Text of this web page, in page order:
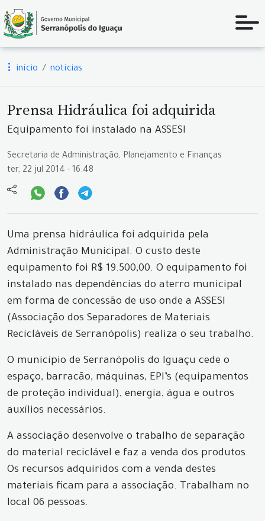
início notícias
Prensa Hidráulica foi adquirida
Equipamento foi instalado na ASSESI
Secretaria de Administração, Planejamento e Finanças
ter, 22 jul 2014 - 16:48
Uma prensa hidráulica foi adquirida pela
Administração Municipal. O custo deste
equipamento foi R$ 19.500,00. O equipamento foi
instalado nas dependências do aterro municipal
em forma de concessão de uso onde a ASSESI
(Associação dos Separadores de Materiais
Recicláveis de Serranópolis) realiza o seu trabalho.
O município de Serranópolis do Iguaçu cede o
espaço, barracão, máquinas, EPI’s (equipamentos
de proteção individual), energia, água e outros
auxílios necessários.
A associação desenvolve o trabalho de separação
do material reciclável e faz a venda dos produtos.
Os recursos adquiridos com a venda destes
materiais ficam para a associação. Trabalham no
local 06 pessoas.